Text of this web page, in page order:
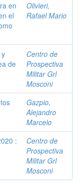
en
el
Olivieri,
Rafael Mario
de
Centro de
Prospectiva
Militar Grl
Mosconi
Gazpio,
Alejandro
Marcelo
:
Centro de
Prospectiva
Militar Grl
Mosconi